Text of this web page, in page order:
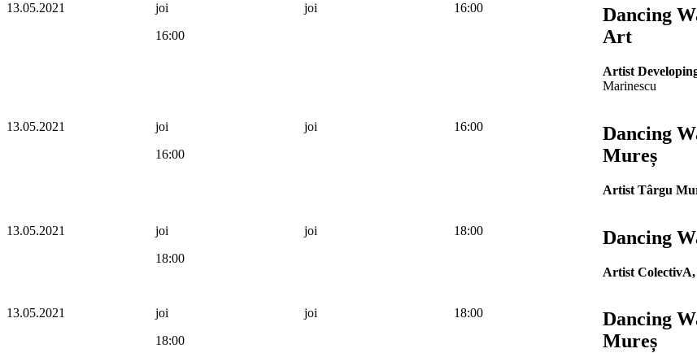
13.05.2021
joi
16:00
joi 16:00
Dancing
Art
Artist
Marinescu
13.05.2021
joi
16:00
joi 16:00
Dancing
Mureș
Artist Târgu
13.05.2021
joi
18:00
joi 18:00 Dancing
Artist
13.05.2021
joi
18:00
joi 18:00
Dancing
Mureș